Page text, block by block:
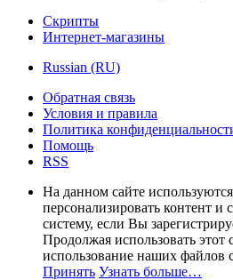
Скрипты
Интернет-магазины
Russian (RU)
Обратная связь
Условия и правила
Политика
Помощь
RSS
На данном сайте
персонализировать контент и
систему, если Вы
Продолжая использовать этот
использование наших файлов
Принять Узнать больше…